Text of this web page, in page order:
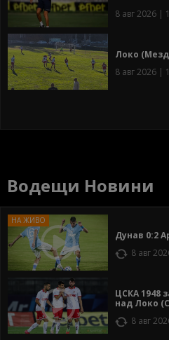
8 авг 2026 |
Локо
8 авг 2026 |
Водещи Новини
Дунав 0:2
8 авг
ЦСКА 1948
над Локо
8 авг